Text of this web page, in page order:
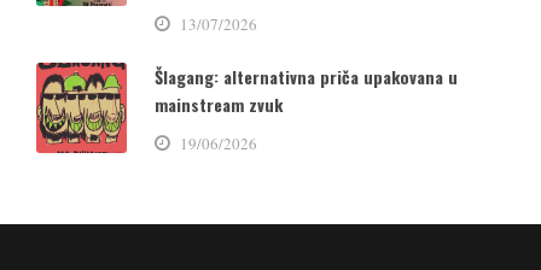
13/07/2026
Šlagang: alternativna priča upakovana u
mainstream zvuk
19/06/2026